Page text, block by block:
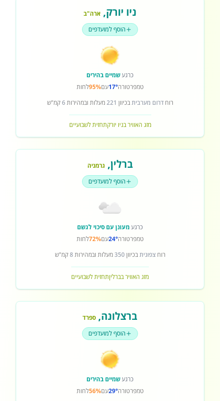
ניו יורק, ארה"ב
הוסף למועדפים
כרגעשמיים בהירים
טמפרטורה17°עם95%לחות
רוחדרום מערביתבכיוון 221מעלות ובמהירות6קמ"ש
מזג האוויר בניו יורקתחזית לשבועיים
ברלין, גרמניה
הוסף למועדפים
כרגעמעונן עם סיכוי לגשם
טמפרטורה24°עם72%לחות
רוחצפוניתבכיוון350מעלות ובמהירות8קמ"ש
מזג האוויר בברליןתחזית לשבועיים
ברצלונה, ספרד
הוסף למועדפים
כרגעשמיים בהירים
טמפרטורה29°עם56%לחות